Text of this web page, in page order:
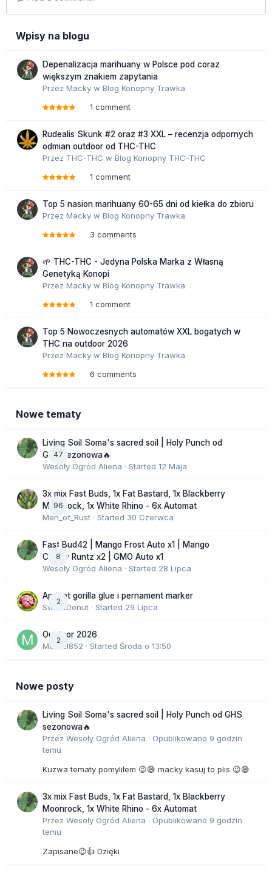
Wpisy na blogu
Depenalizacja marihuany w Polsce pod coraz
większym znakiem zapytania
Przez Macky w Blog Konopny Trawka
1 comment
Rudealis Skunk #2 oraz #3 XXL – recenzja odpornych
odmian outdoor od THC-THC
Przez THC-THC w Blog Konopny THC-THC
1 comment
Top 5 nasion marihuany 60-65 dni od kiełka do zbioru
Przez Macky w Blog Konopny Trawka
3 comments
🌱 THC-THC - Jedyna Polska Marka z Własną
Genetyką Konopi
Przez Macky w Blog Konopny Trawka
1 comment
Top 5 Nowoczesnych automatów XXL bogatych w
THC na outdoor 2026
Przez Macky w Blog Konopny Trawka
6 comments
Nowe tematy
47
Living Soil Soma's sacred soil | Holy Punch od
GHS sezonowa🔥
Wesoły Ogród Aliena · Started 12 Maja
96
3x mix Fast Buds, 1x Fat Bastard, 1x Blackberry
Moonrock, 1x White Rhino - 6x Automat
Men_of_Rust · Started 30 Czerwca
8
Fast Bud42 | Mango Frost Auto x1 | Mango
Cherry Runtz x2 | GMO Auto x1
Wesoły Ogród Aliena · Started 28 Lipca
2
Apricot gorilla glue i pernament marker
SweetDonut · Started 29 Lipca
2
Outdoor 2026
Marcel852 · Started Środa o 13:50
Nowe posty
Living Soil Soma's sacred soil | Holy Punch od GHS
sezonowa🔥
Przez Wesoły Ogród Aliena · Opublikowano 9 godzin
temu
Kuzwa tematy pomyliłem 😉😅 macky kasuj to plis 😉😅
3x mix Fast Buds, 1x Fat Bastard, 1x Blackberry
Moonrock, 1x White Rhino - 6x Automat
Przez Wesoły Ogród Aliena · Opublikowano 9 godzin
temu
Zapisane😉👍 Dzięki